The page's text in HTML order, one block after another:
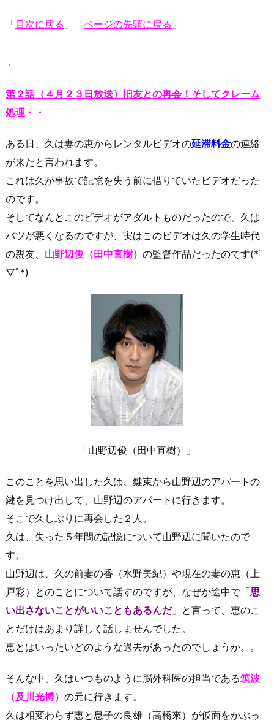
「目次に戻る 」 「ページの先頭に戻る 」
第２話（４月２３日放送）旧友との再会！そしてクレーム
処理・・
ある日、久は妻の恵からレンタルビデオの延滞料金の連絡
が来たと言われます。
これは久が事故で記憶を失う前に借りていたビデオだった
のです。
そしてなんとこのビデオがアダルトものだったので、久は
バツが悪くなるのですが、実はこのビデオは久の学生時代
の親友、 山野辺俊（田中直樹） の監督作品だったのです(*ﾟ
▽ﾟ*)
「山野辺俊（田中直樹）」
このことを思い出した久は、鍵束から山野辺のアパートの
鍵を見つけ出して、山野辺のアパートに行きます。
そこで久しぶりに再会した２人。
久は、失った５年間の記憶について山野辺に聞いたので
す。
山野辺は、久の前妻の香（水野美紀）や現在の妻の恵（上
戸彩）とのことについて話すのですが、なぜか途中で「思
い出さないことがいいこともあるんだ」と言って、恵のこ
とだけはあまり詳しく話しませんでした。
恵とはいったいどのような過去があったのでしょうか。。
そんな中、久はいつものように脳外科医の担当である筑波
（及川光博） の元に行きます。
久は相変わらず恵と息子の良雄（高橋來）が仮面をかぶっ